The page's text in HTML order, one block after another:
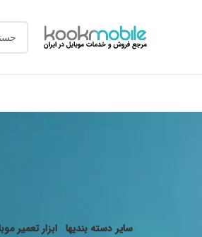
سایر دسته بندیها ابزار تعمیر